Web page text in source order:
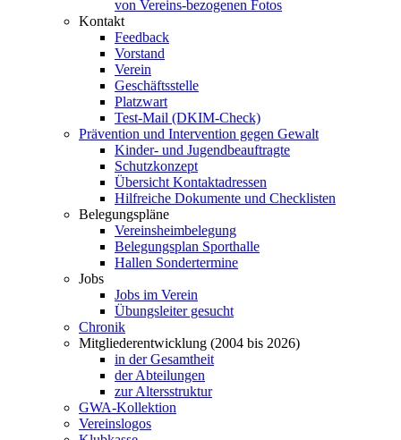
von Vereins-bezogenen Fotos
Kontakt
Feedback
Vorstand
Verein
Geschäftsstelle
Platzwart
Test-Mail (DKIM-Check)
Prävention und Intervention gegen Gewalt
Kinder- und Jugendbeauftragte
Schutzkonzept
Übersicht Kontaktadressen
Hilfreiche Dokumente und Checklisten
Belegungspläne
Vereinsheimbelegung
Belegungsplan Sporthalle
Hallen Sondertermine
Jobs
Jobs im Verein
Übungsleiter gesucht
Chronik
Mitgliederentwicklung (2004 bis 2026)
in der Gesamtheit
der Abteilungen
zur Altersstruktur
GWA-Kollektion
Vereinslogos